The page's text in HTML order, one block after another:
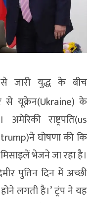
जारी युद्ध के बीच
से यूक्रेन(Ukraine) के
राष्ट्रपति(us
घोषणा की कि
भेजने जा रहा है।
पुतिन दिन में अच्छी
लगती है।’ ट्रंप ने यह